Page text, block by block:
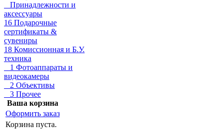
Принадлежности и
аксессуары
16 Подарочные
сертификаты &
сувениры
18 Комиссионная и Б.У.
техника
1 Фотоаппараты и
видеокамеры
2 Объективы
3 Прочее
Ваша корзина
Оформить заказ
Корзина пуста.